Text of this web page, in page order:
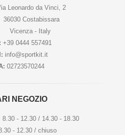
Leonardo da Vinci, 2
36030 Costabissara
Vicenza - Italy
+39 0444 557491
info@sportkit.it
02723570244
NEGOZIO
8.30 - 12.30 / 14.30 - 18.30
- 12.30 / chiuso